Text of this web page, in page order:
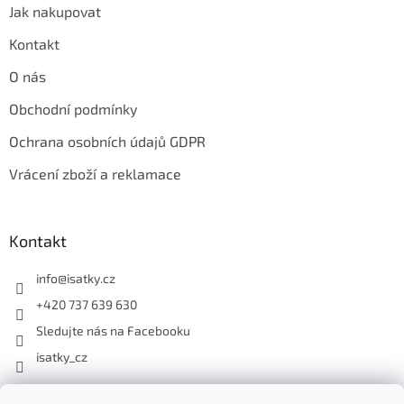
Jak nakupovat
Kontakt
O nás
Obchodní podmínky
Ochrana osobních údajů GDPR
Vrácení zboží a reklamace
Kontakt
info@isatky.cz
+420 737 639 630
Sledujte nás na Facebooku
isatky_cz